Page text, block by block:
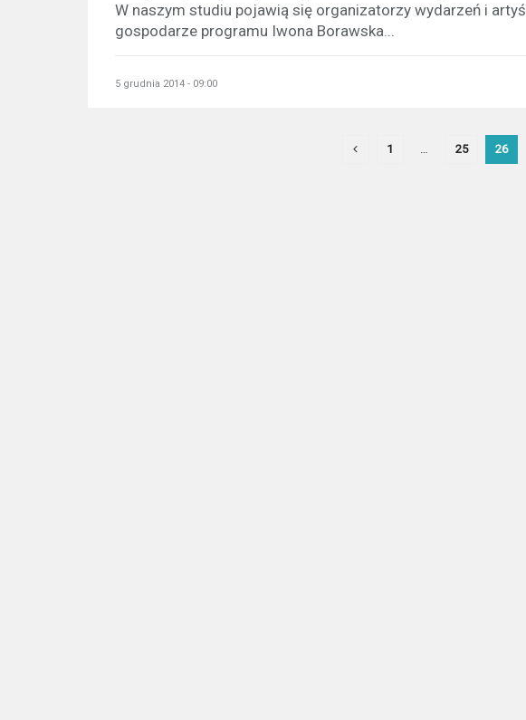
W naszym studiu pojawią się organizatorzy wydarzeń i
gospodarze programu Iwona Borawska...
5 grudnia 2014 - 09:00
1 … 25 26